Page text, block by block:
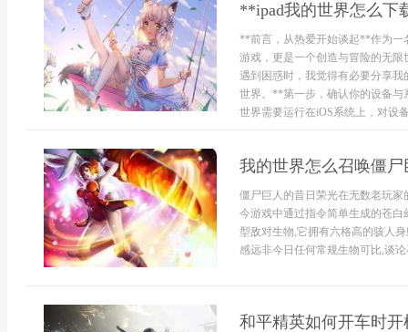
**ipad我的世界怎么下
**前言，从热爱开始谈起**作为一
游戏，更是一个创造与冒险的无
遇到困惑时，我觉得有必要分享
世界。**第一步，确认你的设备与
世界需要运行在iOS系统上，对设
我的世界怎么召唤僵
僵尸巨人的昔日荣光在无数老玩
今游戏中通过指令简单生成的苍
型敌对生物,它拥有六格高的骇人
感远非今日任何常规生物可比,谈论
和平精英如何开车时